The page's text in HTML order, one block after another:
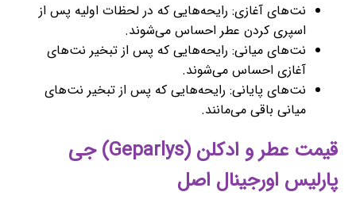
نت‌های آغازی: رایحه‌هایی که در لحظات اولیه پس از
اسپری کردن عطر احساس می‌شوند.
نت‌های میانی: رایحه‌هایی که پس از تبخیر نت‌های
آغازی احساس می‌شوند.
نت‌های پایانی: رایحه‌هایی که پس از تبخیر نت‌های
میانی باقی می‌مانند.
قیمت عطر و ادکلن (Geparlys) جی
پارلیس اورجینال اصل